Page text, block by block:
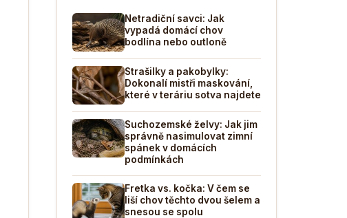
Netradiční savci: Jak
vypadá domácí chov
bodlína nebo outloně
Strašilky a pakobylky:
Dokonalí mistři maskování,
které v teráriu sotva najdete
Suchozemské želvy: Jak jim
správně nasimulovat zimní
spánek v domácích
podmínkách
Fretka vs. kočka: V čem se
liší chov těchto dvou šelem a
snesou se spolu